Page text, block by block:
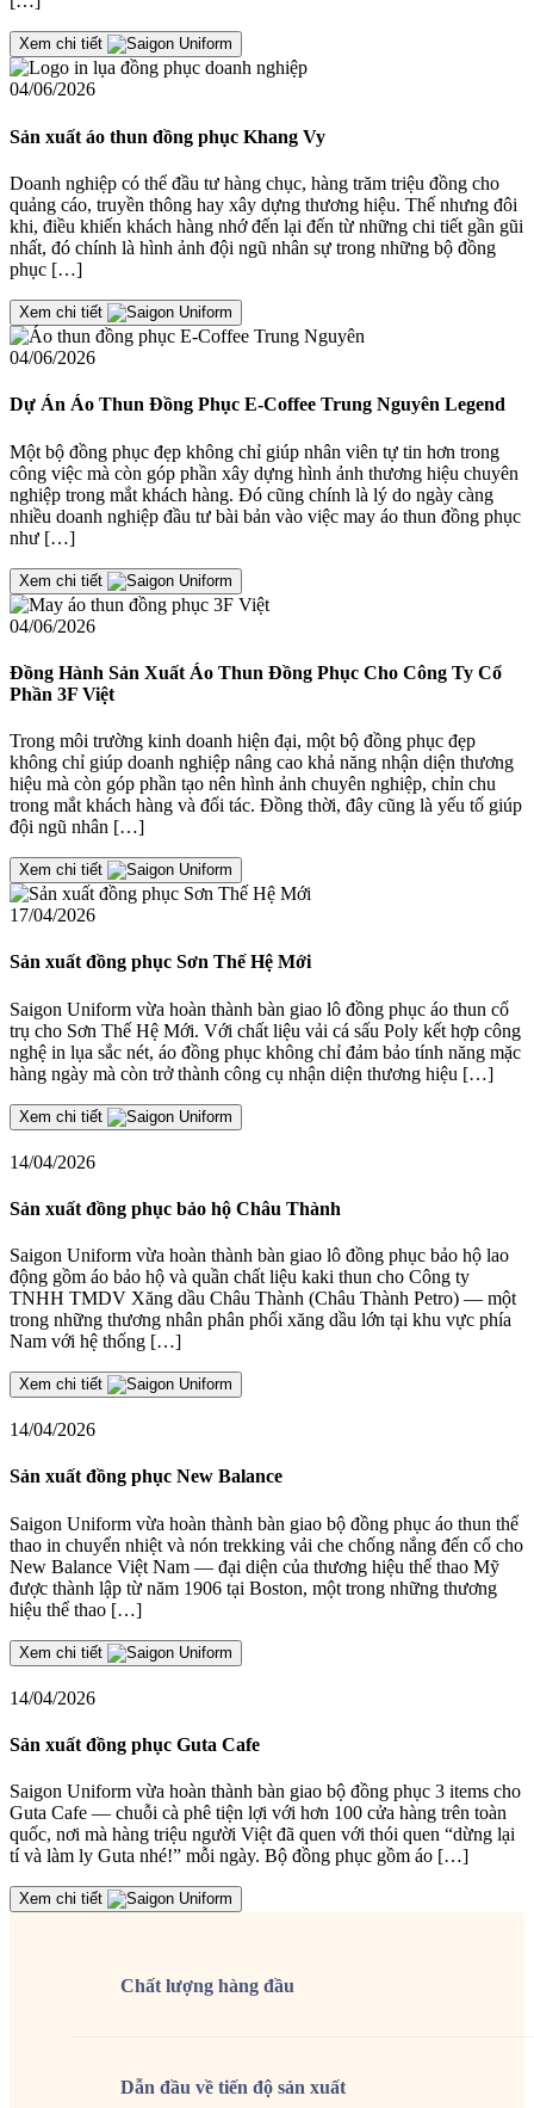
Xem chi tiết
04/06/2026
Sản xuất áo thun đồng phục Khang Vy
Doanh nghiệp có thể đầu tư hàng chục, hàng trăm triệu đồng cho
quảng cáo, truyền thông hay xây dựng thương hiệu. Thế nhưng đôi
khi, điều khiến khách hàng nhớ đến lại đến từ những chi tiết gần gũi
nhất, đó chính là hình ảnh đội ngũ nhân sự trong những bộ đồng
phục […]
Xem chi tiết
04/06/2026
Dự Án Áo Thun Đồng Phục E-Coffee Trung Nguyên Legend
Một bộ đồng phục đẹp không chỉ giúp nhân viên tự tin hơn trong
công việc mà còn góp phần xây dựng hình ảnh thương hiệu chuyên
nghiệp trong mắt khách hàng. Đó cũng chính là lý do ngày càng
nhiều doanh nghiệp đầu tư bài bản vào việc may áo thun đồng phục
như […]
Xem chi tiết
04/06/2026
Đồng Hành Sản Xuất Áo Thun Đồng Phục Cho Công Ty Cổ
Phần 3F Việt
Trong môi trường kinh doanh hiện đại, một bộ đồng phục đẹp
không chỉ giúp doanh nghiệp nâng cao khả năng nhận diện thương
hiệu mà còn góp phần tạo nên hình ảnh chuyên nghiệp, chỉn chu
trong mắt khách hàng và đối tác. Đồng thời, đây cũng là yếu tố giúp
đội ngũ nhân […]
Xem chi tiết
17/04/2026
Sản xuất đồng phục Sơn Thế Hệ Mới
Saigon Uniform vừa hoàn thành bàn giao lô đồng phục áo thun cổ
trụ cho Sơn Thế Hệ Mới. Với chất liệu vải cá sấu Poly kết hợp công
nghệ in lụa sắc nét, áo đồng phục không chỉ đảm bảo tính năng mặc
hàng ngày mà còn trở thành công cụ nhận diện thương hiệu […]
Xem chi tiết
14/04/2026
Sản xuất đồng phục bảo hộ Châu Thành
Saigon Uniform vừa hoàn thành bàn giao lô đồng phục bảo hộ lao
động gồm áo bảo hộ và quần chất liệu kaki thun cho Công ty
TNHH TMDV Xăng dầu Châu Thành (Châu Thành Petro) — một
trong những thương nhân phân phối xăng dầu lớn tại khu vực phía
Nam với hệ thống […]
Xem chi tiết
14/04/2026
Sản xuất đồng phục New Balance
Saigon Uniform vừa hoàn thành bàn giao bộ đồng phục áo thun thể
thao in chuyển nhiệt và nón trekking vải che chống nắng đến cổ cho
New Balance Việt Nam — đại diện của thương hiệu thể thao Mỹ
được thành lập từ năm 1906 tại Boston, một trong những thương
hiệu thể thao […]
Xem chi tiết
14/04/2026
Sản xuất đồng phục Guta Cafe
Saigon Uniform vừa hoàn thành bàn giao bộ đồng phục 3 items cho
Guta Cafe — chuỗi cà phê tiện lợi với hơn 100 cửa hàng trên toàn
quốc, nơi mà hàng triệu người Việt đã quen với thói quen “dừng lại
tí và làm ly Guta nhé!” mỗi ngày. Bộ đồng phục gồm áo […]
Xem chi tiết
Chất lượng hàng đầu
Dẫn đầu về tiến độ sản xuất